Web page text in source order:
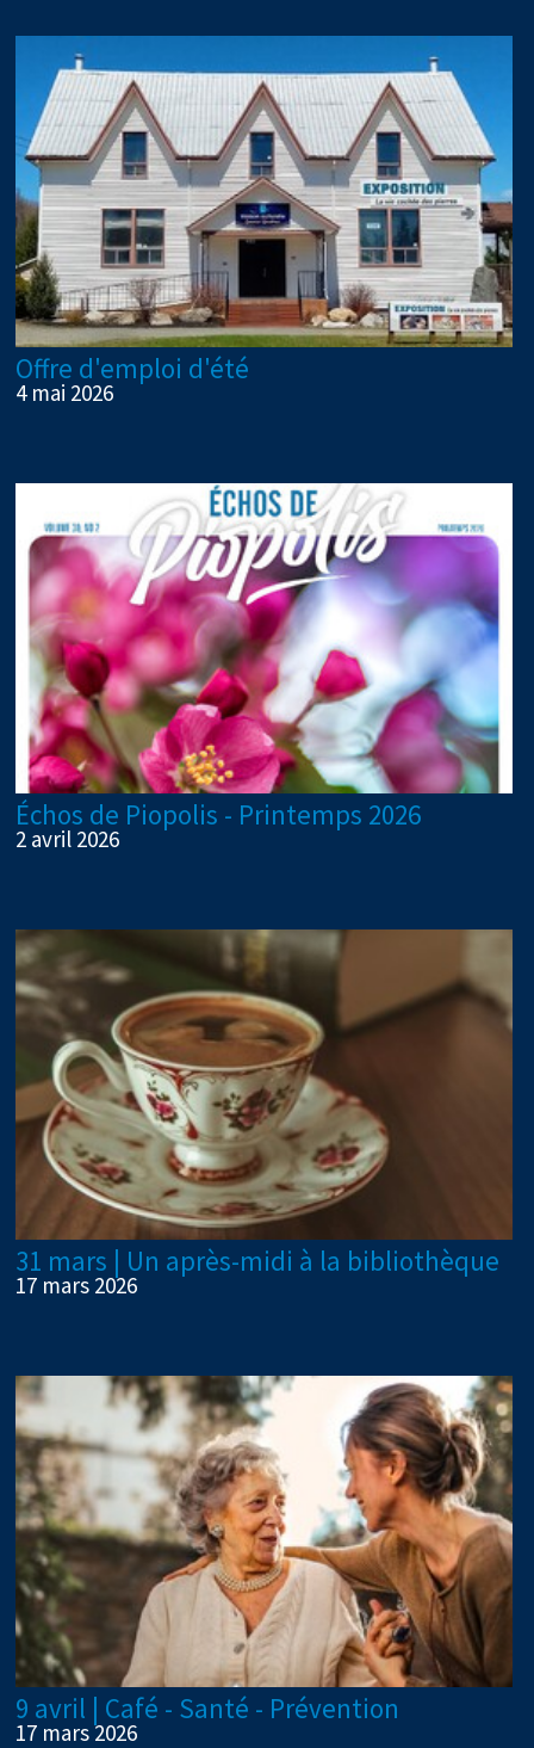
Offre d'emploi d'été
4 mai 2026
Échos de Piopolis - Printemps 2026
2 avril 2026
31 mars | Un après-midi à la bibliothèque
17 mars 2026
9 avril | Café - Santé - Prévention
17 mars 2026